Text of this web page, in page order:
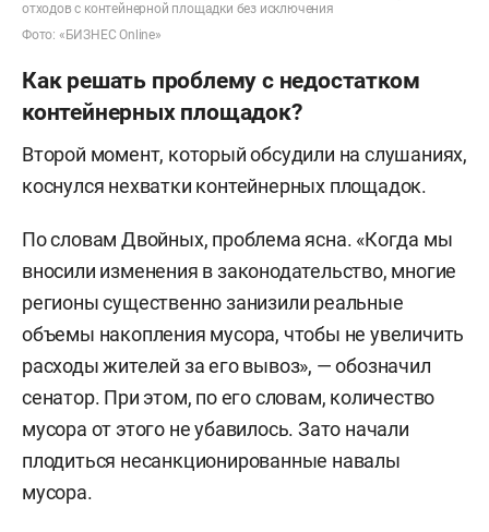
отходов с контейнерной площадки без исключения
Фото: «БИЗНЕС Online»
Как решать проблему с недостатком
контейнерных площадок?
Второй момент, который обсудили на слушаниях,
коснулся нехватки контейнерных площадок.
По словам Двойных, проблема ясна. «Когда мы
вносили изменения в законодательство, многие
регионы существенно занизили реальные
объемы накопления мусора, чтобы не увеличить
расходы жителей за его вывоз», — обозначил
сенатор. При этом, по его словам, количество
мусора от этого не убавилось. Зато начали
плодиться несанкционированные навалы
мусора.